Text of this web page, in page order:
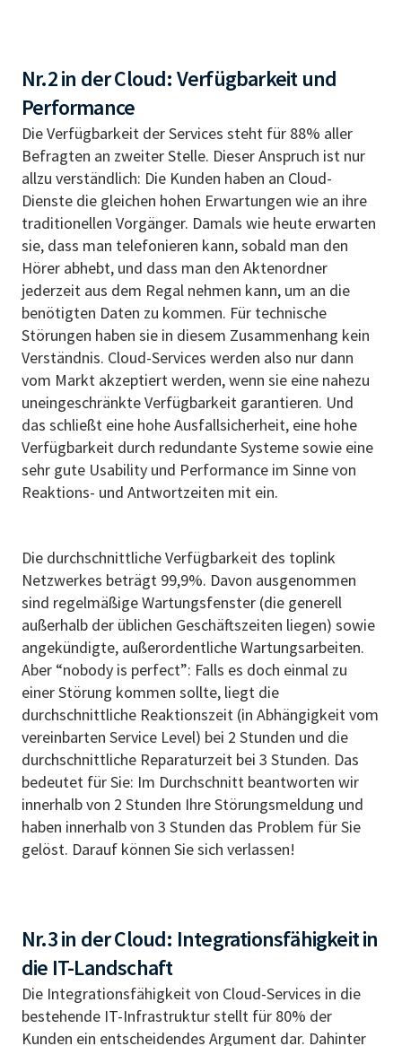
Nr.2 in der Cloud: Verfügbarkeit und
Performance
Die Verfügbarkeit der Services steht für 88% aller
Befragten an zweiter Stelle. Dieser Anspruch ist nur
allzu verständlich: Die Kunden haben an Cloud-
Dienste die gleichen hohen Erwartungen wie an ihre
traditionellen Vorgänger. Damals wie heute erwarten
sie, dass man telefonieren kann, sobald man den
Hörer abhebt, und dass man den Aktenordner
jederzeit aus dem Regal nehmen kann, um an die
benötigten Daten zu kommen. Für technische
Störungen haben sie in diesem Zusammenhang kein
Verständnis. Cloud-Services werden also nur dann
vom Markt akzeptiert werden, wenn sie eine nahezu
uneingeschränkte Verfügbarkeit garantieren. Und
das schließt eine hohe Ausfallsicherheit, eine hohe
Verfügbarkeit durch redundante Systeme sowie eine
sehr gute Usability und Performance im Sinne von
Reaktions- und Antwortzeiten mit ein.
Die durchschnittliche Verfügbarkeit des toplink
Netzwerkes beträgt 99,9%. Davon ausgenommen
sind regelmäßige Wartungsfenster (die generell
außerhalb der üblichen Geschäftszeiten liegen) sowie
angekündigte, außerordentliche Wartungsarbeiten.
Aber “nobody is perfect”: Falls es doch einmal zu
einer Störung kommen sollte, liegt die
durchschnittliche Reaktionszeit (in Abhängigkeit vom
vereinbarten Service Level) bei 2 Stunden und die
durchschnittliche Reparaturzeit bei 3 Stunden. Das
bedeutet für Sie: Im Durchschnitt beantworten wir
innerhalb von 2 Stunden Ihre Störungsmeldung und
haben innerhalb von 3 Stunden das Problem für Sie
gelöst. Darauf können Sie sich verlassen!
Nr.3 in der Cloud: Integrationsfähigkeit in
die IT-Landschaft
Die Integrationsfähigkeit von Cloud-Services in die
bestehende IT-Infrastruktur stellt für 80% der
Kunden ein entscheidendes Argument dar. Dahinter